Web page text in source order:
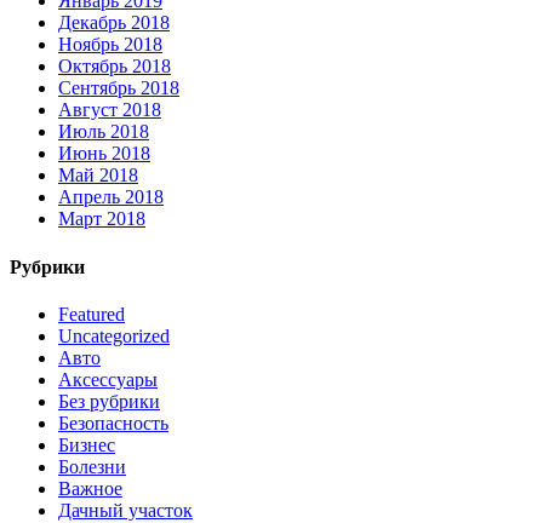
Декабрь 2018
Ноябрь 2018
Октябрь 2018
Сентябрь 2018
Август 2018
Июль 2018
Июнь 2018
Май 2018
Апрель 2018
Март 2018
Рубрики
Featured
Uncategorized
Авто
Аксессуары
Без рубрики
Безопасность
Бизнес
Болезни
Важное
Дачный участок